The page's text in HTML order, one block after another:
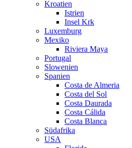
Kroatien
Istrien
Insel Krk
Luxemburg
Mexiko
Riviera Maya
Portugal
Slowenien
Spanien
Costa de Almeria
Costa del Sol
Costa Daurada
Costa Cálida
Costa Blanca
Südafrika
USA